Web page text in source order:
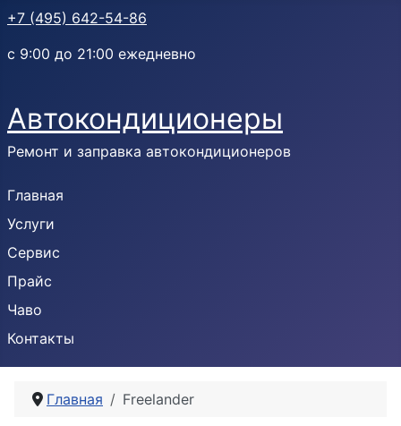
+7 (495) 642-54-86
с 9:00 до 21:00 ежедневно
Автокондиционеры
Ремонт и заправка автокондиционеров
Главная
Услуги
Сервис
Прайс
Чаво
Контакты
Главная Freelander